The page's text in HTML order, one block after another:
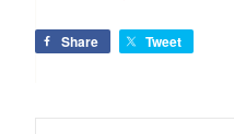
Share Tweet